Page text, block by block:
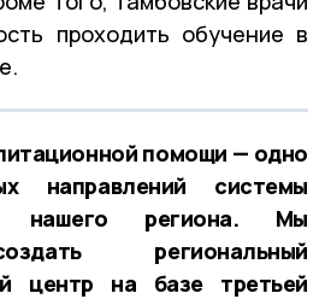
проходить обучение в
помощи — одно
направлений системы
нашего региона. Мы
региональный
центр на базе третьей